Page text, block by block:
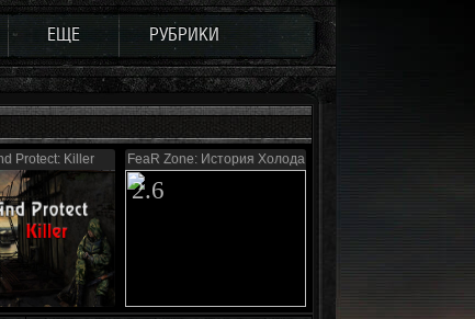
ЕЩЕ РУБРИКИ
Protect: Killer FeaR Zone: История Холода
2.6